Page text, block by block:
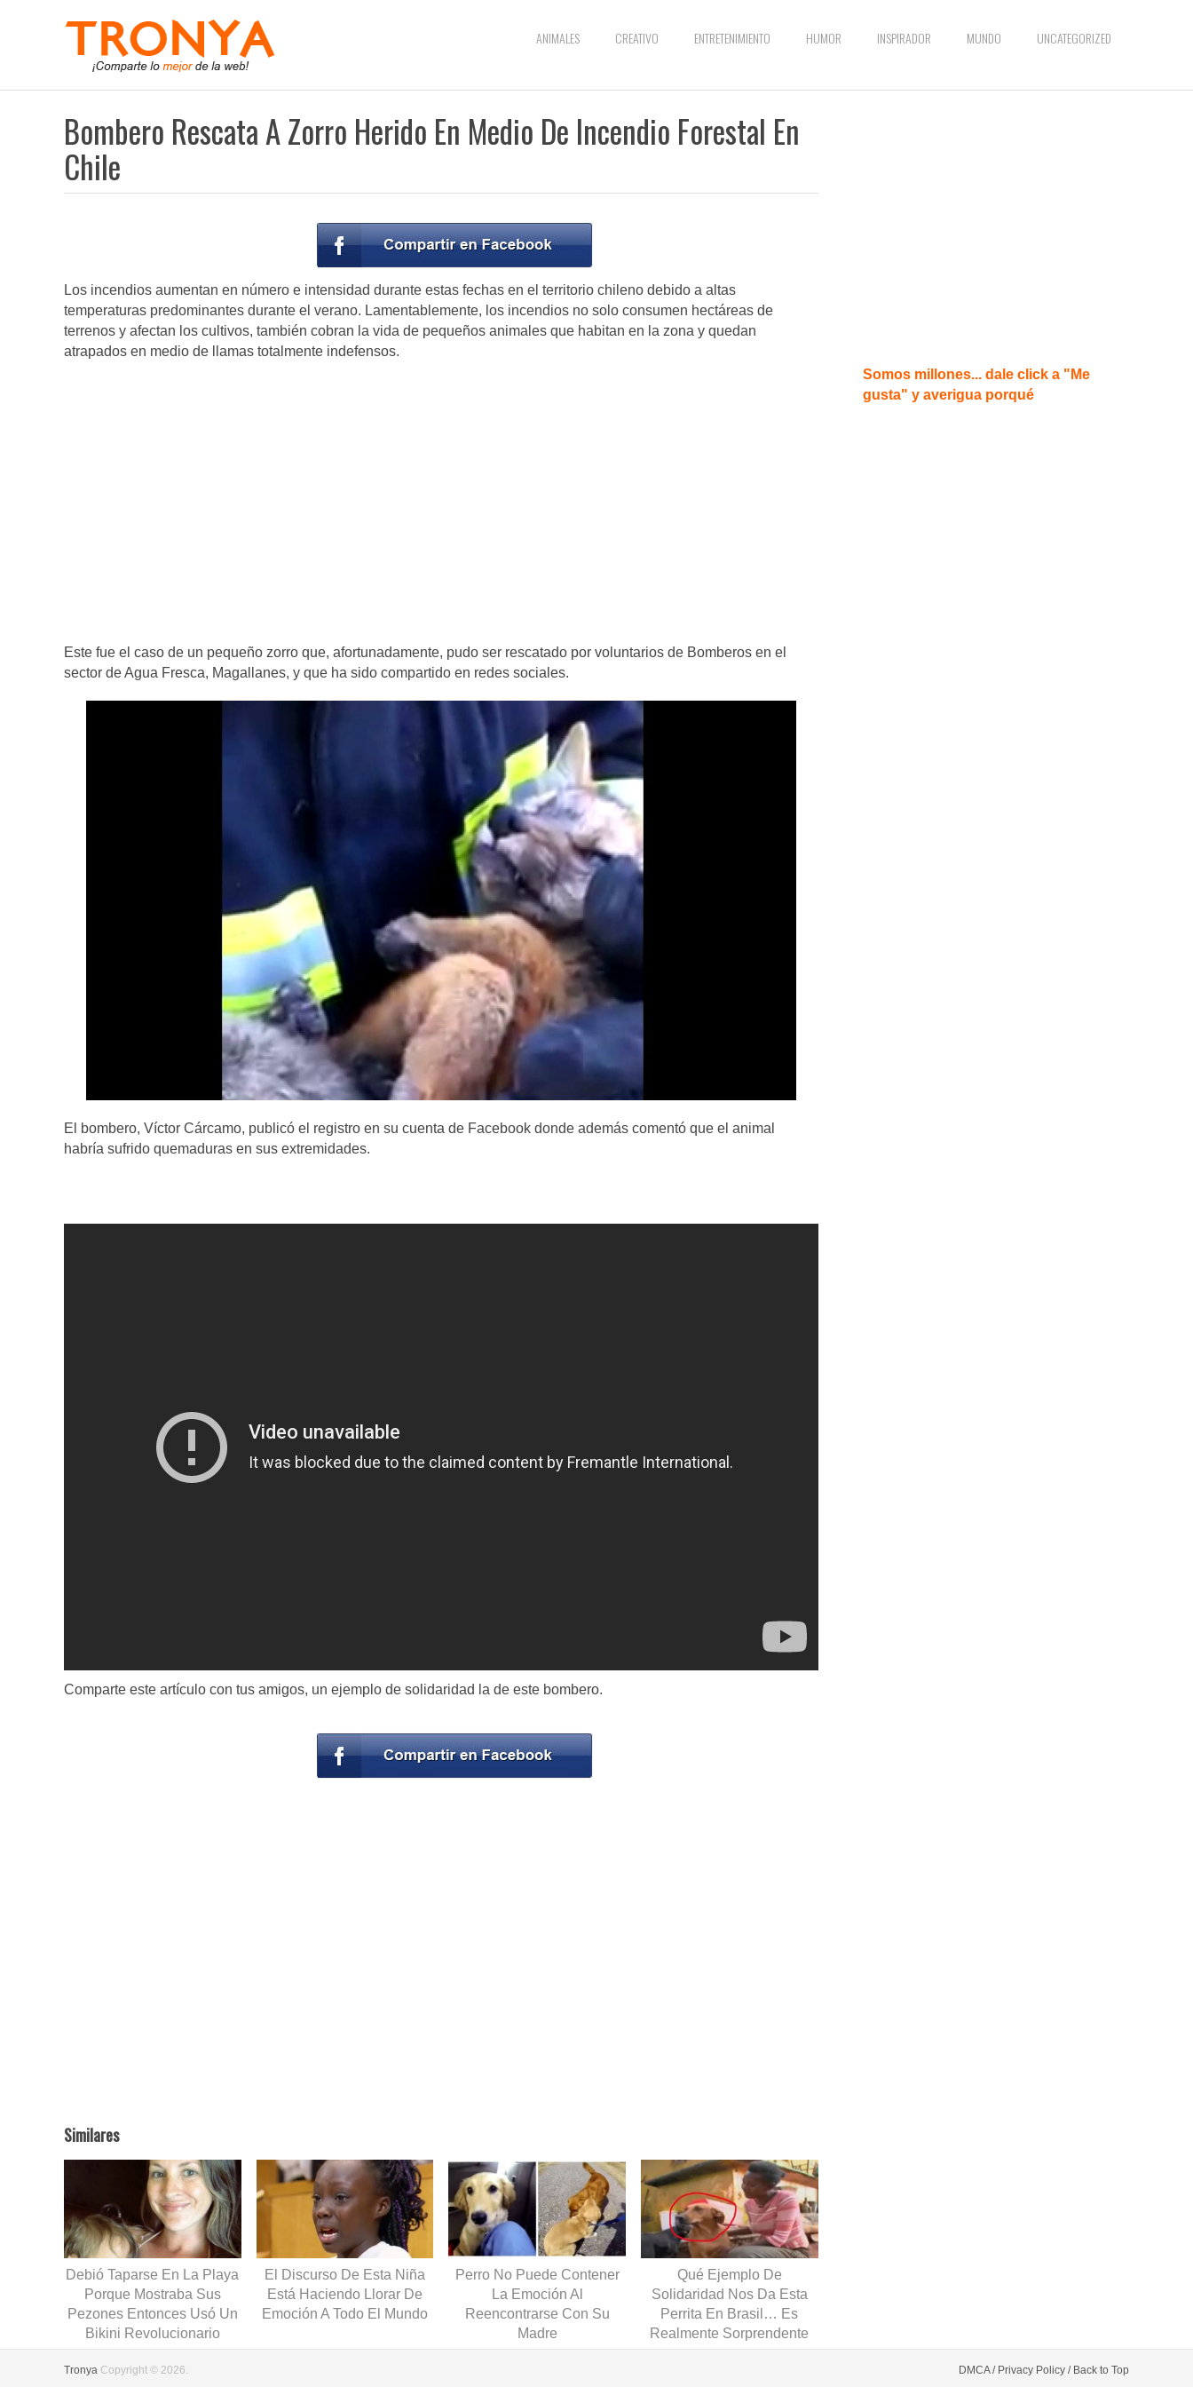
ANIMALES CREATIVO ENTRETENIMIENTO HUMOR INSPIRADOR MUNDO UNCATEGORIZED
Bombero Rescata A Zorro Herido En Medio De Incendio Forestal En
Chile
Los incendios aumentan en número e intensidad durante estas fechas en el territorio chileno debido a altas
temperaturas predominantes durante el verano. Lamentablemente, los incendios no solo consumen hectáreas de
terrenos y afectan los cultivos, también cobran la vida de pequeños animales que habitan en la zona y quedan
atrapados en medio de llamas totalmente indefensos.
Este fue el caso de un pequeño zorro que, afortunadamente, pudo ser rescatado por voluntarios de Bomberos en el
sector de Agua Fresca, Magallanes, y que ha sido compartido en redes sociales.
El bombero, Víctor Cárcamo, publicó el registro en su cuenta de Facebook donde además comentó que el animal
habría sufrido quemaduras en sus extremidades.
Comparte este artículo con tus amigos, un ejemplo de solidaridad la de este bombero.
Similares
Debió Taparse En La Playa
Porque Mostraba Sus
Pezones Entonces Usó Un
Bikini Revolucionario
El Discurso De Esta Niña
Está Haciendo Llorar De
Emoción A Todo El Mundo
Perro No Puede Contener
La Emoción Al
Reencontrarse Con Su
Madre
Qué Ejemplo De
Solidaridad Nos Da Esta
Perrita En Brasil… Es
Realmente Sorprendente
Somos millones... dale click a "Me
gusta" y averigua porqué
Tronya Copyright © 2026. DMCA / Privacy Policy / Back to Top